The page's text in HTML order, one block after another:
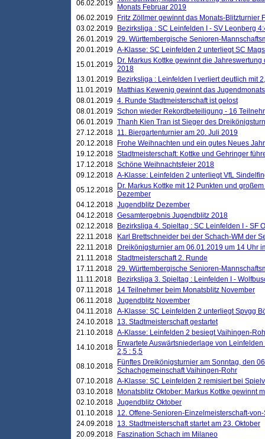
06.02.2019
Monats Februar 2019
06.02.2019
Fritz Zöllmer gewinnt das Monats-Blitzturnier
03.02.2019
Bezirksliga : SC Leinfelden I - SV Leonberg
26.01.2019 29. Württembergische Senioren-
20.01.2019 A-Klasse: SC Leinfelden 2 unterliegt SC
15.01.2019
Dr. Markus Kottke gewinnt die
2018
13.01.2019
Bezirksliga : Leinfelden I verliert deutlich mit
11.01.2019
Matthias Kewenig gewinnt das
08.01.2019 4. Runde Stadtmeisterschaft ist gelost
08.01.2019 Schon wieder Rekordbeteiligung - 16
06.01.2019 Thanh Kien Tran ist Sieger des
27.12.2018 11. Biergartenturnier am 20. Juli 2019
20.12.2018
Frohe Weihnachten und ein gutes Neues
19.12.2018 Stadtmeisterschaft: Kottke und Gehringer
17.12.2018 Schöne Weihnachtsfeier 2018
09.12.2018 A-Klasse: Leinfelden 2 unterliegt VfL
05.12.2018
Dr. Markus Kottke mit 12 Punkten und
Dezember
04.12.2018 Jugendblitz Dezember
04.12.2018 Gesamtergebnis Jugendblitz 2018
02.12.2018
Bezirksliga 4. Spieltag : SC Leinfelden I - SF
22.11.2018
Karl Brettschneider bei der Schach-WM der
22.11.2018
Dreikönigsturnier am 06.01.2019 um 14 Uhr
21.11.2018 Stadtmeisterschaft 2. Runde
17.11.2018 29. Württembergische Senioren-
11.11.2018
Bezirksliga 3. Spieltag : Leinfelden I -
07.11.2018
14 Teilnehmer beim Monatsblitz November
06.11.2018 Jugendblitz November
04.11.2018 A-Klasse: SC Leinfelden 2 unterliegt Spvgg
24.10.2018 13. Stadtmeisterschaft gestartet
21.10.2018 A-Klasse: Leinfelden 2 besiegt Vaihingen-
14.10.2018
Erwartete Auswärtsniederlage von
2,5 : 5,5
08.10.2018
Fünftes Dreikönigsturnier am Sonntag, den
Schachgemeinschaft Vaihingen-Rohr
07.10.2018 A-Klasse: SC Leinfelden 2 remisiert bei
03.10.2018
Monatsblitz Oktober: Markus Kottke gewinnt
02.10.2018 Jugendblitz Oktober
01.10.2018 12. Offene-Senioren-Einzelmeisterschaft-
24.09.2018 13. Stadtmeisterschaft startet am 23. Oktober
20.09.2018
Faszination Schach im Milaneo